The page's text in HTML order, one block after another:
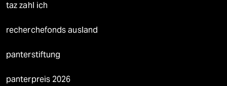
taz zahl ich
recherchefonds ausland
panterstiftung
panterpreis 2026